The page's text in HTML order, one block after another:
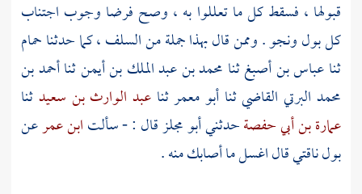
قبولها ، فسقط كل ما تعللوا به ، وصح فرضا وجوب اجتناب
كل بول ونجو . وممن قال بهذا جملة من السلف ، كما حدثناحمام
ثناعباس بن أصبغثنا محمد بن عبد الملك بن أيمنثناأحمد بن
محمد البرتي القاضيثنا أبو معمرثنا عبد الوارث بن سعيدثنا
عمارة بن أبي حفصةحدثنيأبو مجلزقال : - سألتابن عمرعن
بول ناقتي قال اغسل ما أصابك منه .